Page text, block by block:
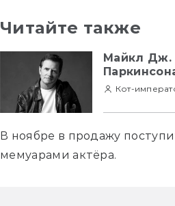
Читайте также
Майкл Дж.
Кот-
В ноябре в продажу
мемуарами актёра.